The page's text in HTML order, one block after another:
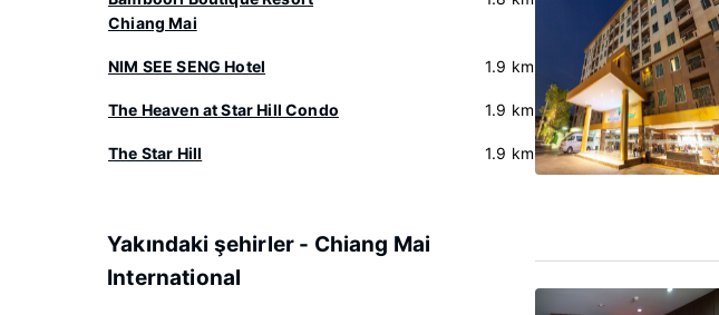
Chiang Mai
NIM SEE SENG Hotel 1.9 km
The Heaven at Star Hill Condo 1.9 km
The Star Hill 1.9 km
Yakındaki şehirler - Chiang Mai
International